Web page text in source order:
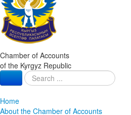
Chamber of Accounts
of the Kyrgyz Republic
Home
About the Chamber of Accounts